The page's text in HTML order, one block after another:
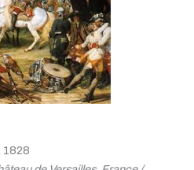
1828